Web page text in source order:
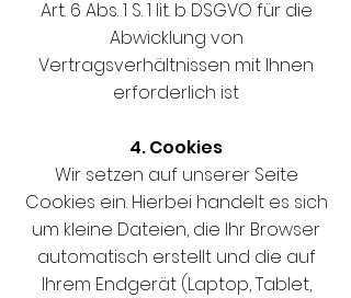
Art. 6 Abs. 1 S. 1 lit. b DSGVO für die
Abwicklung von
Vertragsverhältnissen mit Ihnen
erforderlich ist
4. Cookies
Wir setzen auf unserer Seite
Cookies ein. Hierbei handelt es sich
um kleine Dateien, die Ihr Browser
automatisch erstellt und die auf
Ihrem Endgerät (Laptop, Tablet,